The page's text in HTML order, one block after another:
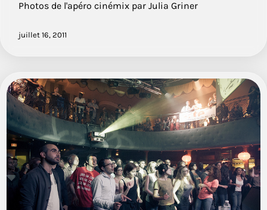
Photos de l'apéro cinémix par Julia Griner
juillet 16, 2011